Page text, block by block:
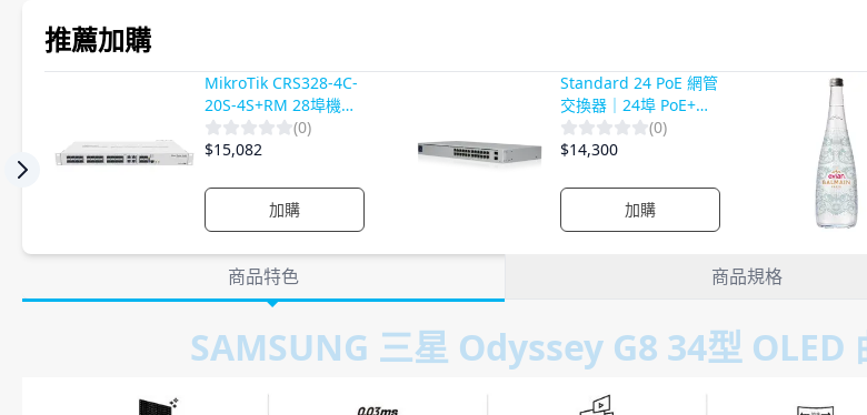
推薦加購
MikroTik CRS328-4C-
20S-4S+RM 28埠機架
型多功能光纖交換器
(0)
$15,082
加購
Standard 24 PoE 網管
交換器｜24埠 PoE+供
電｜Gigabit網路｜雲
端集中管理
(0)
$14,300
加購
Previous slide
商品特色 商品規格
SAMSUNG 三星 Odyssey G8 34型 OLED